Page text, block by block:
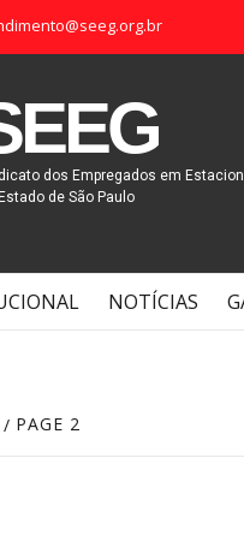
dos Empregados em
de São Paulo
NOTÍCIAS
PAGE 2